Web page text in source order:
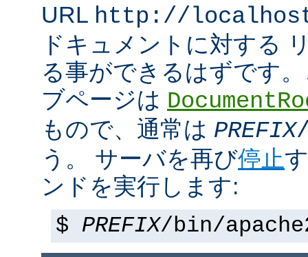
URL http://
ドキュメントに対する
る事ができるはずです
ブページは
もので、通常は PREFIX
う。 サーバを再び停止
ンドを実行します:
$ PREFIX/bin/